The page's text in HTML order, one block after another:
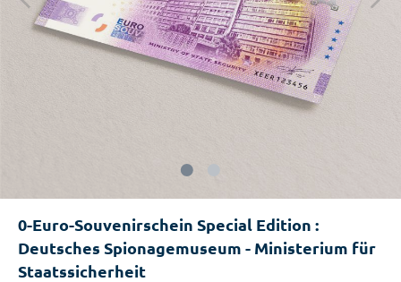
0-Euro-Souvenirschein Special Edition :
Deutsches Spionagemuseum - Ministerium für
Staatssicherheit